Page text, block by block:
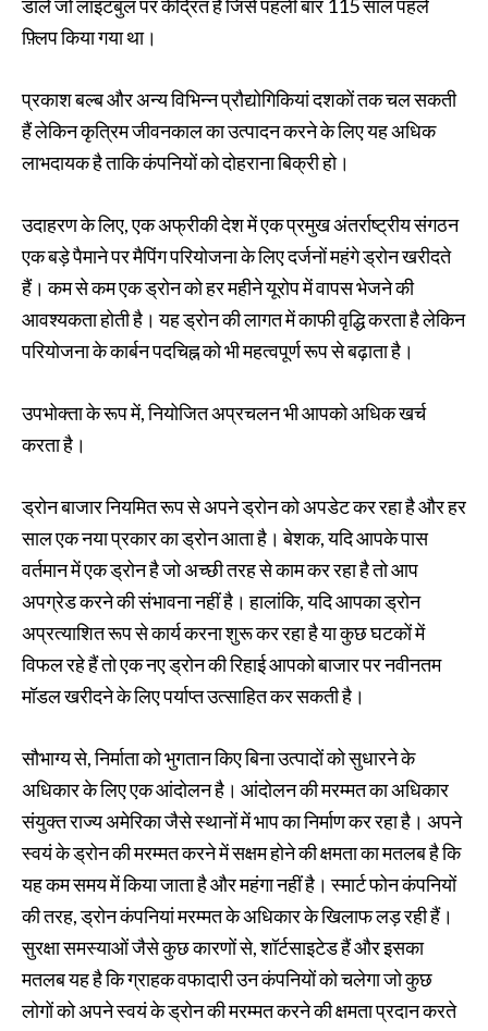
डालें जो लाइटबुल पर केंद्रित है जिसे पहली बार 115 साल पहले
फ़्लिप किया गया था।
प्रकाश बल्ब और अन्य विभिन्न प्रौद्योगिकियां दशकों तक चल सकती
हैं लेकिन कृत्रिम जीवनकाल का उत्पादन करने के लिए यह अधिक
लाभदायक है ताकि कंपनियों को दोहराना बिक्री हो।
उदाहरण के लिए, एक अफ्रीकी देश में एक प्रमुख अंतर्राष्ट्रीय संगठन
एक बड़े पैमाने पर मैपिंग परियोजना के लिए दर्जनों महंगे ड्रोन खरीदते
हैं। कम से कम एक ड्रोन को हर महीने यूरोप में वापस भेजने की
आवश्यकता होती है। यह ड्रोन की लागत में काफी वृद्धि करता है लेकिन
परियोजना के कार्बन पदचिह्न को भी महत्वपूर्ण रूप से बढ़ाता है।
उपभोक्ता के रूप में, नियोजित अप्रचलन भी आपको अधिक खर्च
करता है।
ड्रोन बाजार नियमित रूप से अपने ड्रोन को अपडेट कर रहा है और हर
साल एक नया प्रकार का ड्रोन आता है। बेशक, यदि आपके पास
वर्तमान में एक ड्रोन है जो अच्छी तरह से काम कर रहा है तो आप
अपग्रेड करने की संभावना नहीं है। हालांकि, यदि आपका ड्रोन
अप्रत्याशित रूप से कार्य करना शुरू कर रहा है या कुछ घटकों में
विफल रहे हैं तो एक नए ड्रोन की रिहाई आपको बाजार पर नवीनतम
मॉडल खरीदने के लिए पर्याप्त उत्साहित कर सकती है।
सौभाग्य से, निर्माता को भुगतान किए बिना उत्पादों को सुधारने के
अधिकार के लिए एक आंदोलन है। आंदोलन की मरम्मत का अधिकार
संयुक्त राज्य अमेरिका जैसे स्थानों में भाप का निर्माण कर रहा है। अपने
स्वयं के ड्रोन की मरम्मत करने में सक्षम होने की क्षमता का मतलब है कि
यह कम समय में किया जाता है और महंगा नहीं है। स्मार्ट फोन कंपनियों
की तरह, ड्रोन कंपनियां मरम्मत के अधिकार के खिलाफ लड़ रही हैं।
सुरक्षा समस्याओं जैसे कुछ कारणों से, शॉर्टसाइटेड हैं और इसका
मतलब यह है कि ग्राहक वफादारी उन कंपनियों को चलेगा जो कुछ
लोगों को अपने स्वयं के ड्रोन की मरम्मत करने की क्षमता प्रदान करते